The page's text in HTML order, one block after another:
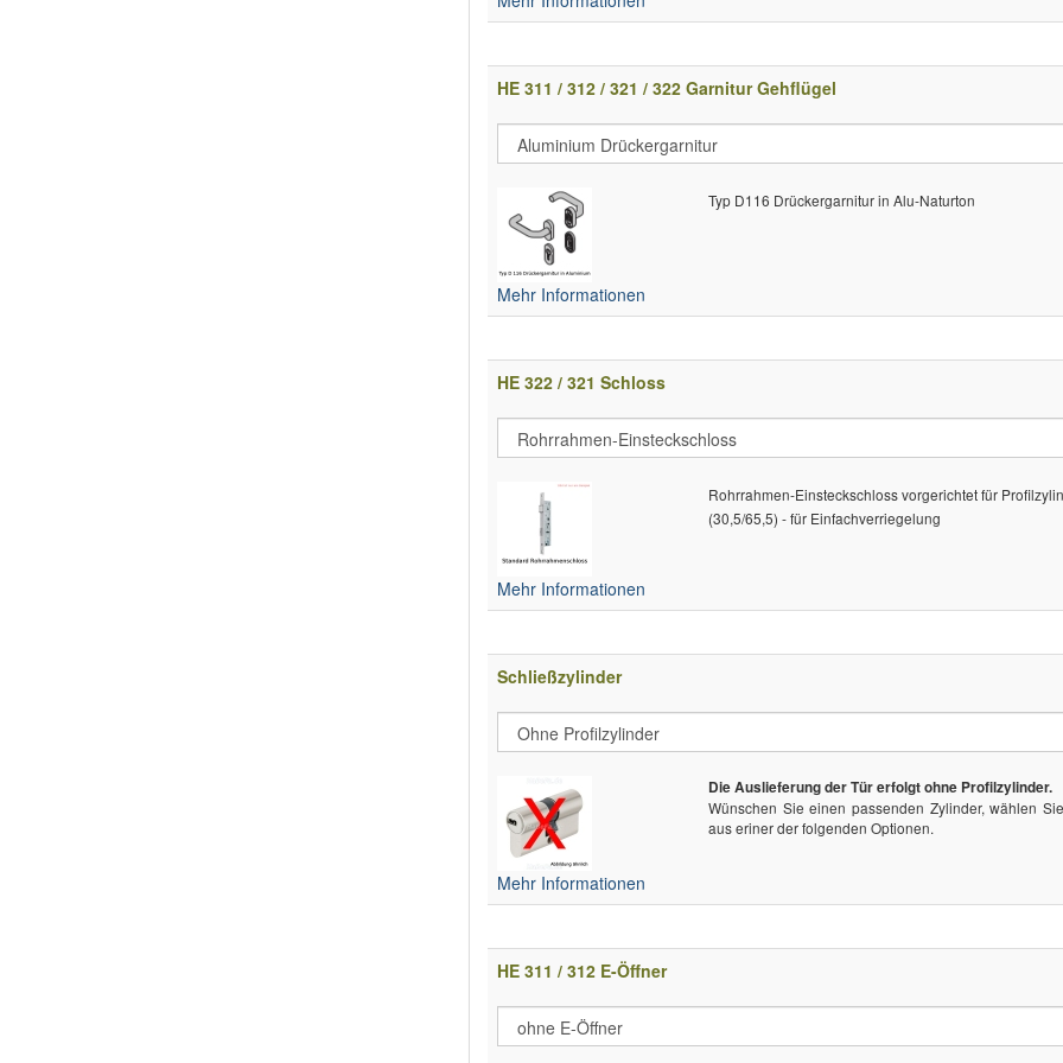
HE 311 / 312 / 321 / 322 Garnitur Gehflügel
Mehr Informationen
Typ D116 Drückergarnitur in Alu-Naturton
HE 322 / 321 Schloss
Mehr Informationen
Rohrrahmen-Einsteckschloss vorgerichtet für
(30,5/65,5) - für Einfachverriegelung
Schließzylinder
Mehr Informationen
Die Auslieferung der Tür erfolgt ohne Profilzylinder.
Wünschen Sie einen passenden Zylinder, wählen
aus eriner der folgenden Optionen.
HE 311 / 312 E-Öffner